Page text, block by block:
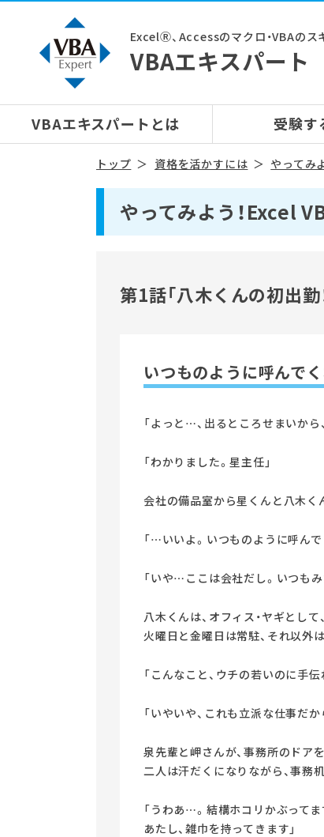
ExcelⓇ、Accessのマクロ・VBAのス
VBAエキスパート
VBAエキスパートとは 受験す
トップ 資格を活かすには やってみ
やってみよう！Excel
第1話「八木くんの初出勤
いつものように呼んで
「よっと…、出るところせまいから
「わかりました。星主任」
会社の備品室から星くんと八木く
「…いいよ。いつものように呼んで
「いや…ここは会社だし。いつも
八木くんは、オフィス・ヤギとし
火曜日と金曜日は常駐、それ以外
「こんなこと、ウチの若いのに手伝
「いやいや、これも立派な仕事だか
泉先輩と岬さんが、事務所のドア
二人は汗だくになりながら、事務
「うわあ…。結構ホコリかぶってま
あたし、雑巾を持ってきます」